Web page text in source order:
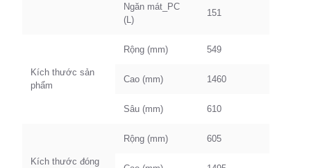
Ngăn mát_PC
(L)
151
Kích thước sản
phẩm
Rộng (mm) 549
Cao (mm) 1460
Sâu (mm) 610
Kích thước đóng
Rộng (mm) 605